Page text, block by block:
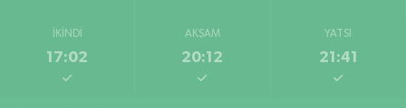
İKINDI
17:02
AKŞAM
20:12
YATSI
21:41